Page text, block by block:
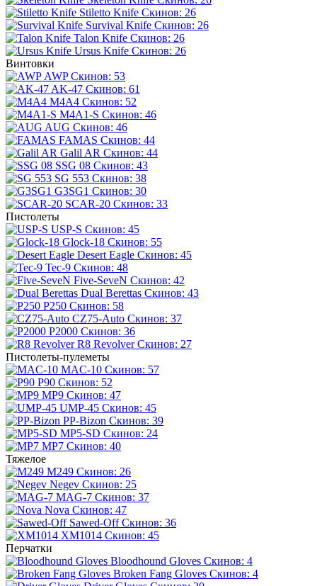
Stiletto Knife Скинов: 26
Survival Knife Скинов: 26
Talon Knife Скинов: 26
Ursus Knife Скинов: 26
Винтовки
AWP Скинов: 53
AK-47 Скинов: 61
M4A4 Скинов: 52
M4A1-S Скинов: 46
AUG Скинов: 46
FAMAS Скинов: 44
Galil AR Скинов: 44
SSG 08 Скинов: 43
SG 553 Скинов: 38
G3SG1 Скинов: 30
SCAR-20 Скинов: 33
Пистолеты
USP-S Скинов: 45
Glock-18 Скинов: 55
Desert Eagle Скинов: 45
Tec-9 Скинов: 48
Five-SeveN Скинов: 42
Dual Berettas Скинов: 43
P250 Скинов: 58
CZ75-Auto Скинов: 37
P2000 Скинов: 36
R8 Revolver Скинов: 27
Пистолеты-пулеметы
MAC-10 Скинов: 57
P90 Скинов: 52
MP9 Скинов: 47
UMP-45 Скинов: 45
PP-Bizon Скинов: 39
MP5-SD Скинов: 24
MP7 Скинов: 40
Тяжелое
M249 Скинов: 26
Negev Скинов: 25
MAG-7 Скинов: 37
Nova Скинов: 47
Sawed-Off Скинов: 36
XM1014 Скинов: 45
Перчатки
Bloodhound Gloves Скинов: 4
Broken Fang Gloves Скинов: 4